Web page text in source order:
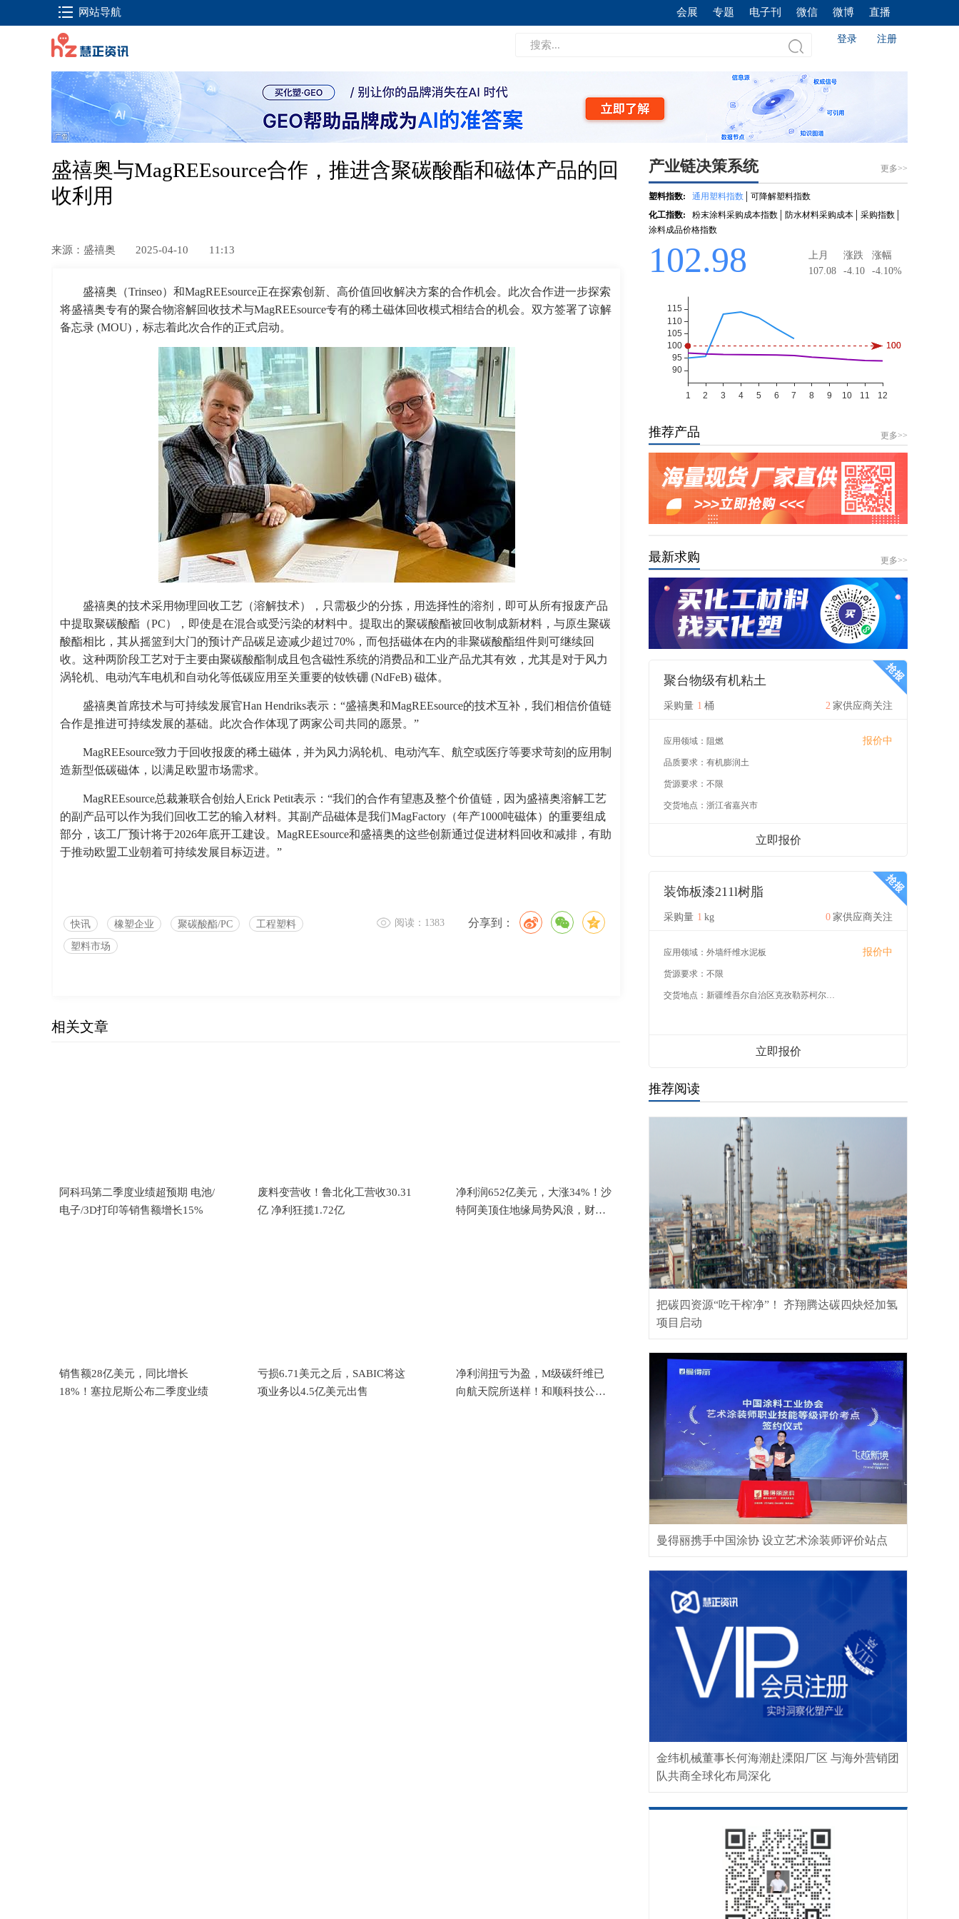
网站导航 会展 专题 电子刊 微信 微博 直播
登录 注册
盛禧奥与MagREEsource合作，推进含聚碳酸酯和磁体产品的回
收利用
来源：盛禧奥 2025-04-10 11:13
盛禧奥（Trinseo）和MagREEsource正在探索创新、高价值回收解决方案的合作机会。此次合作进一步探索
将盛禧奥专有的聚合物溶解回收技术与MagREEsource专有的稀土磁体回收模式相结合的机会。双方签署了谅解
备忘录 (MOU)，标志着此次合作的正式启动。
盛禧奥的技术采用物理回收工艺（溶解技术），只需极少的分拣，用选择性的溶剂，即可从所有报废产品
中提取聚碳酸酯（PC），即使是在混合或受污染的材料中。提取出的聚碳酸酯被回收制成新材料，与原生聚碳
酸酯相比，其从摇篮到大门的预计产品碳足迹减少超过70%，而包括磁体在内的非聚碳酸酯组件则可继续回
收。这种两阶段工艺对于主要由聚碳酸酯制成且包含磁性系统的消费品和工业产品尤其有效，尤其是对于风力
涡轮机、电动汽车电机和自动化等低碳应用至关重要的钕铁硼 (NdFeB) 磁体。
盛禧奥首席技术与可持续发展官Han Hendriks表示：“盛禧奥和MagREEsource的技术互补，我们相信价值链
合作是推进可持续发展的基础。此次合作体现了两家公司共同的愿景。”
MagREEsource致力于回收报废的稀土磁体，并为风力涡轮机、电动汽车、航空或医疗等要求苛刻的应用制
造新型低碳磁体，以满足欧盟市场需求。
MagREEsource总裁兼联合创始人Erick Petit表示：“我们的合作有望惠及整个价值链，因为盛禧奥溶解工艺
的副产品可以作为我们回收工艺的输入材料。其副产品磁体是我们MagFactory（年产1000吨磁体）的重要组成
部分，该工厂预计将于2026年底开工建设。MagREEsource和盛禧奥的这些创新通过促进材料回收和减排，有助
于推动欧盟工业朝着可持续发展目标迈进。”
快讯 橡塑企业 聚碳酸酯/PC 工程塑料
塑料市场
阅读：1383 分享到：
相关文章
阿科玛第二季度业绩超预期 电池/
电子/3D打印等销售额增长15%
废料变营收！鲁北化工营收30.31
亿 净利狂揽1.72亿
净利润652亿美元，大涨34%！沙
特阿美顶住地缘局势风浪，财务
销售额28亿美元，同比增长
18%！塞拉尼斯公布二季度业绩
亏损6.71美元之后，SABIC将这
项业务以4.5亿美元出售
净利润扭亏为盈，M级碳纤维已
向航天院所送样！和顺科技公布
推荐产品 更多>>
最新求购 更多>>
聚台物级有机粘土
采购量 1 桶 2 家供应商关注
应用领域： 阻燃 报价中
品质要求： 有机膨润土
货源要求： 不限
交货地点： 浙江省嘉兴市
立即报价
装饰板漆211l树脂
采购量 1 kg 0 家供应商关注
应用领域： 外墙纤维水泥板 报价中
货源要求： 不限
交货地点： 新疆维吾尔自治区克孜勒苏柯尔克孜自治州
立即报价
推荐阅读
把碳四资源“吃干榨净”！ 齐翔腾达碳四炔烃加氢
项目启动
曼得丽携手中国涂协 设立艺术涂装师评价站点
金纬机械董事长何海潮赴溧阳厂区 与海外营销团
队共商全球化布局深化